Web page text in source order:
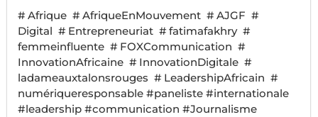
# Afrique # AfriqueEnMouvement # AJGF #
Digital # Entrepreneuriat # fatimafakhry#
femmeinfluente # FOXCommunication #
InnovationAfricaine # InnovationDigitale #
ladameauxtalonsrouges # LeadershipAfricain #
numériqueresponsable #paneliste #internationale
#leadership #communication #Journalisme